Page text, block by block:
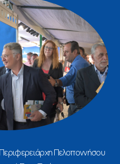
Πελοποννήσου